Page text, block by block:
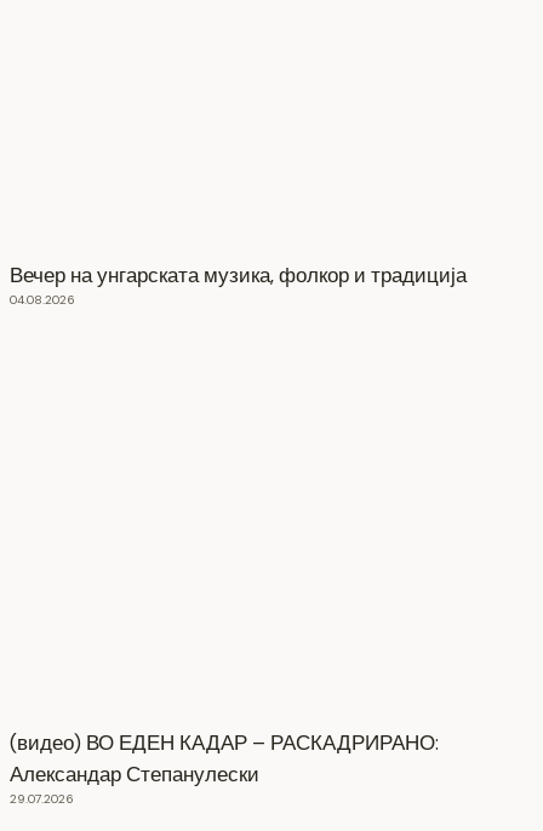
Вечер на унгарската музика, фолкор и традиција
04.08.2026
(видео) ВО ЕДЕН КАДАР – РАСКАДРИРАНО:
Александар Степанулески
29.07.2026